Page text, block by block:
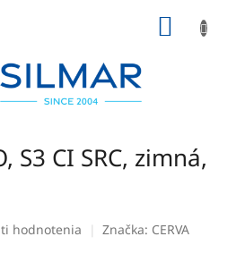
S3 CI SRC, zimná,
hodnotenia Značka: CERVA